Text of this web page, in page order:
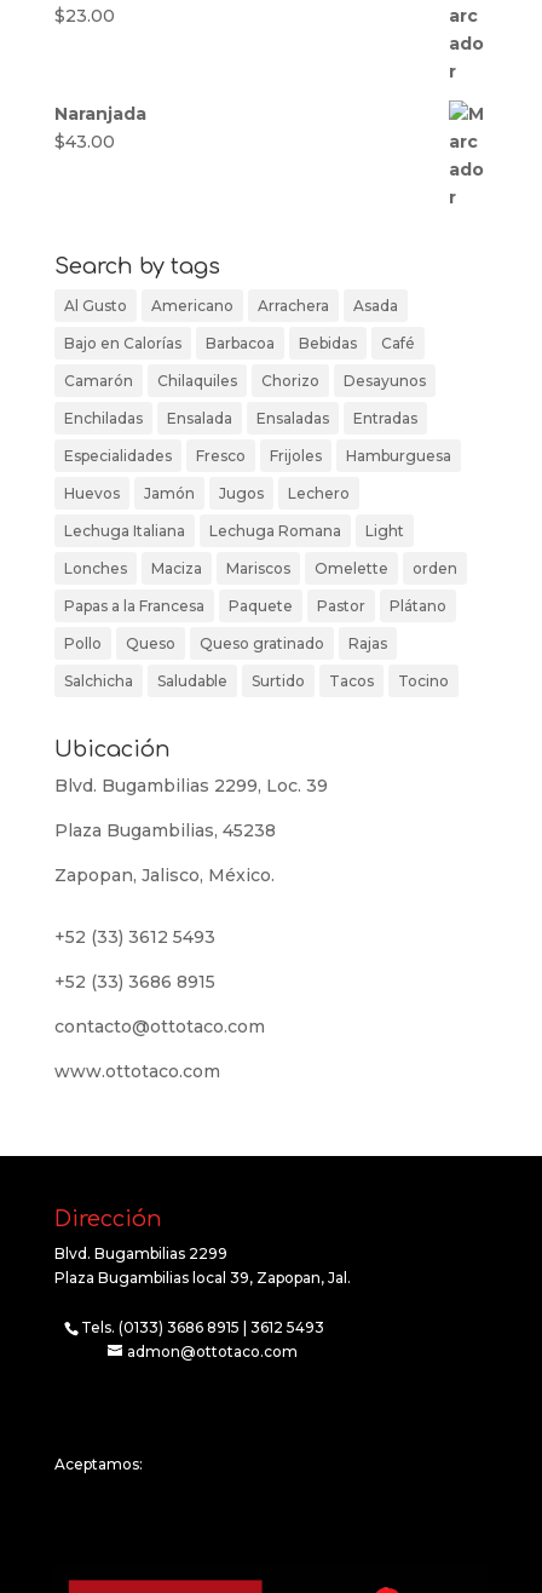
$23.00
Naranjada
$43.00
Search by tags
Al Gusto Americano Arrachera Asada
Bajo en Calorías Barbacoa Bebidas Café
Camarón Chilaquiles Chorizo Desayunos
Enchiladas Ensalada Ensaladas Entradas
Especialidades Fresco Frijoles Hamburguesa
Huevos Jamón Jugos Lechero
Lechuga Italiana Lechuga Romana Light
Lonches Maciza Mariscos Omelette orden
Papas a la Francesa Paquete Pastor Plátano
Pollo Queso Queso gratinado Rajas
Salchicha Saludable Surtido Tacos Tocino
Ubicación
Blvd. Bugambilias 2299, Loc. 39
Plaza Bugambilias, 45238
Zapopan, Jalisco, México.
+52 (33) 3612 5493
+52 (33) 3686 8915
contacto@ottotaco.com
www.ottotaco.com
Dirección
Blvd. Bugambilias 2299
Plaza Bugambilias local 39, Zapopan, Jal.
Tels. (0133) 3686 8915 | 3612 5493
admon@ottotaco.com
Aceptamos: